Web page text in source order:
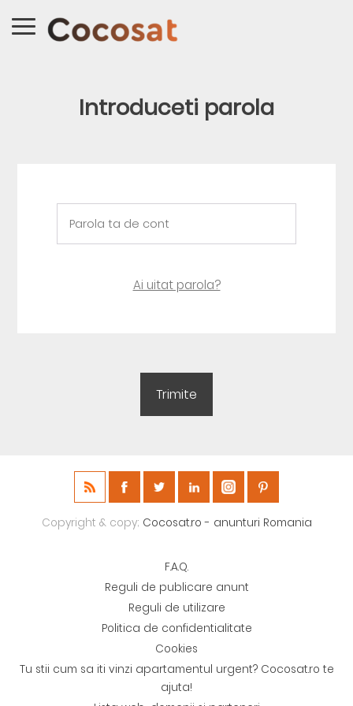
Introduceti parola
Ai uitat parola?
Copyright & copy; Cocosat.ro - anunturi Romania
F.A.Q.
Reguli de publicare anunt
Reguli de utilizare
Politica de confidentialitate
Cookies
Tu stii cum sa iti vinzi apartamentul urgent? Cocosat.ro te
ajuta!